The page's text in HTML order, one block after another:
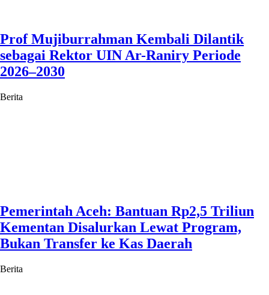
Prof Mujiburrahman Kembali Dilantik
sebagai Rektor UIN Ar-Raniry Periode
2026–2030
Berita
Pemerintah Aceh: Bantuan Rp2,5 Triliun
Kementan Disalurkan Lewat Program,
Bukan Transfer ke Kas Daerah
Berita